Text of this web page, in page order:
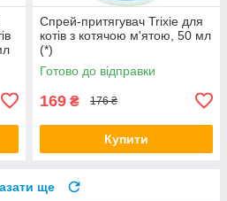
Спрей-притягувач Trixie для
котів з котячою м'ятою, 50 мл
(*)
Готово до відправки
169 ₴ 176 ₴
Купити
ще